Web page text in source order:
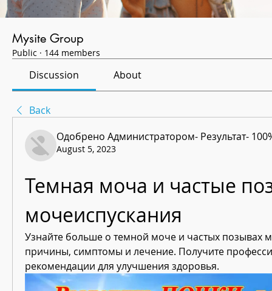
Mysite Group
Public · 144 members
Discussion About
Back
Одобрено Администратором- Результат-
August 5, 2023
Темная моча и частые
мочеиспускания
Узнайте больше о темной моче и частых позывах
причины, симптомы и лечение. Получите
рекомендации для улучшения здоровья.